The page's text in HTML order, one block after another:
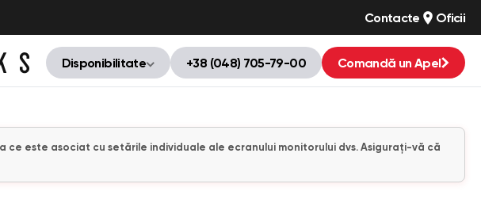
Contacte Oficii
Disponibilitate +38 (048) 705-79-00 Comandă un Apel
este asociat cu setările individuale ale ecranului monitorului dvs. Asigurați-vă că